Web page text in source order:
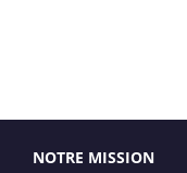
NOTRE MISSION